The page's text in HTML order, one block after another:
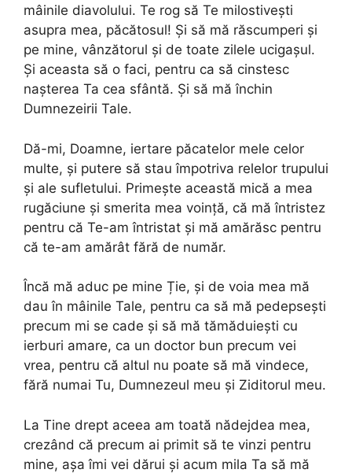
mâinile diavolului. Te rog să Te milostivești
asupra mea, păcătosul! Și să mă răscumperi și
pe mine, vânzătorul și de toate zilele ucigașul.
Și aceasta să o faci, pentru ca să cinstesc
nașterea Ta cea sfântă. Și să mă închin
Dumnezeirii Tale.
Dă-mi, Doamne, iertare păcatelor mele celor
multe, și putere să stau împotriva relelor trupului
și ale sufletului. Primește această mică a mea
rugăciune și smerita mea voință, că mă întristez
pentru că Te-am întristat și mă amărăsc pentru
că te-am amărât fără de număr.
Încă mă aduc pe mine Ție, și de voia mea mă
dau în mâinile Tale, pentru ca să mă pedepsești
precum mi se cade și să mă tămăduiești cu
ierburi amare, ca un doctor bun precum vei
vrea, pentru că altul nu poate să mă vindece,
fără numai Tu, Dumnezeul meu și Ziditorul meu.
La Tine drept aceea am toată nădejdea mea,
crezând că precum ai primit să te vinzi pentru
mine, așa îmi vei dărui și acum mila Ta să mă